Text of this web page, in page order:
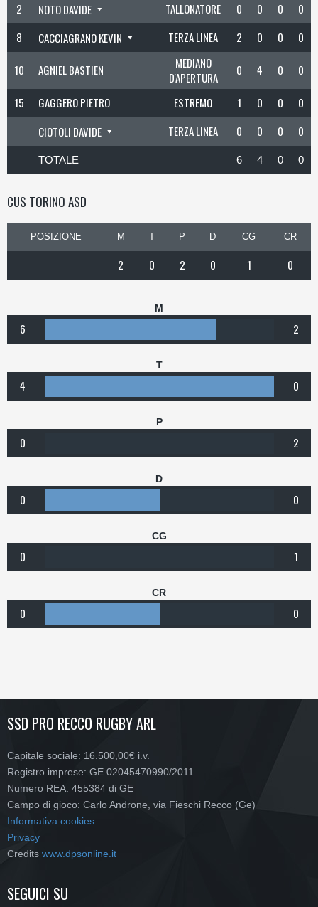
2
NOTO DAVIDE TALLONATORE 0 0 0
0
8
CACCIAGRANO KEVIN TERZA LINEA 2 0 0 0
10 AGNIEL BASTIEN
MEDIANO
D'APERTURA
0 4 0 0
15 GAGGERO PIETRO ESTREMO 1 0 0
0
CIOTOLI DAVIDE
TERZA LINEA 0 0 0 0
TOTALE 6 4 0 0
CUS TORINO ASD
POSIZIONE M T P D CG CR
2 0 2 0 1 0
M
6 2
T
4 0
P
0 2
D
0 0
CG
0 1
CR
0 0
SSD PRO RECCO RUGBY ARL
Capitale sociale: 16.500,00€ i.v.
Registro imprese: GE 02045470990/2011
Numero REA: 455384 di GE
Campo di gioco: Carlo Androne, via Fieschi Recco (Ge)
Informativa cookies
Privacy
Credits www.dpsonline.it
SEGUICI SU